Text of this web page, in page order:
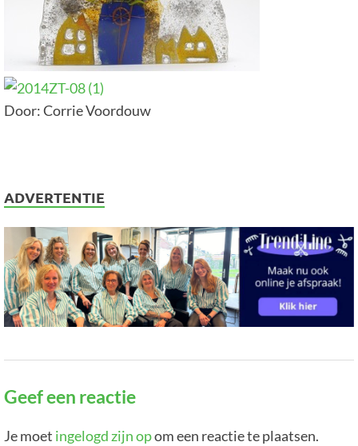
Door: Corrie Voordouw
ADVERTENTIE
Geef een reactie
Je moet ingelogd zijn opom een reactie te plaatsen.